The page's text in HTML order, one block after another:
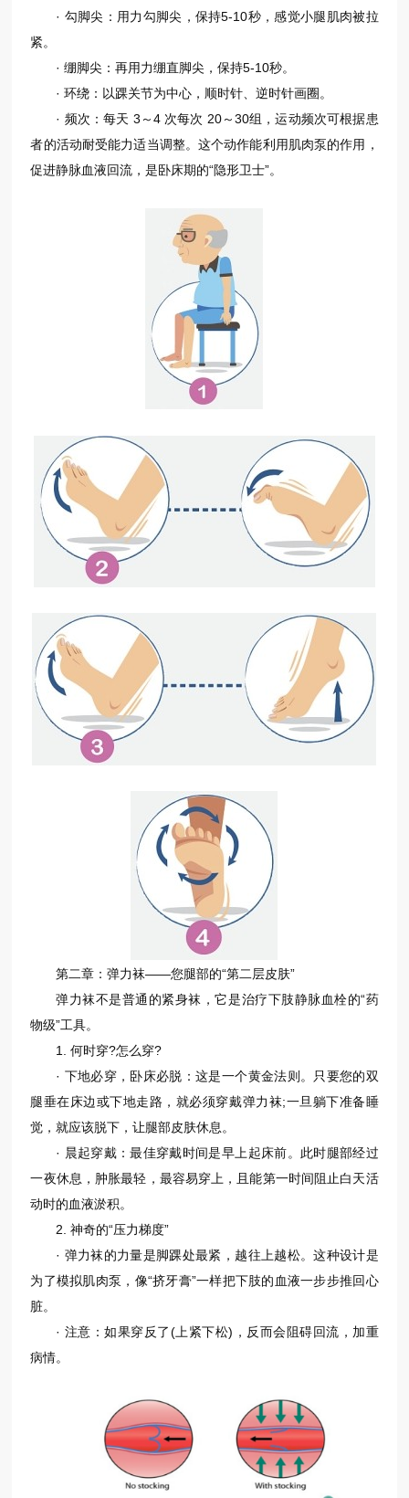
· 勾脚尖：用力勾脚尖，保持5-10秒，感觉小腿肌肉被拉
紧。
· 绷脚尖：再用力绷直脚尖，保持5-10秒。
· 环绕：以踝关节为中心，顺时针、逆时针画圈。
· 频次：每天 3～4 次每次 20～30组，运动频次可根据患
者的活动耐受能力适当调整。这个动作能利用肌肉泵的作用，
促进静脉血液回流，是卧床期的“隐形卫士”。
第二章：弹力袜——您腿部的“第二层皮肤”
弹力袜不是普通的紧身袜，它是治疗下肢静脉血栓的“药
物级”工具。
1. 何时穿?怎么穿?
· 下地必穿，卧床必脱：这是一个黄金法则。只要您的双
腿垂在床边或下地走路，就必须穿戴弹力袜;一旦躺下准备睡
觉，就应该脱下，让腿部皮肤休息。
· 晨起穿戴：最佳穿戴时间是早上起床前。此时腿部经过
一夜休息，肿胀最轻，最容易穿上，且能第一时间阻止白天活
动时的血液淤积。
2. 神奇的“压力梯度”
· 弹力袜的力量是脚踝处最紧，越往上越松。这种设计是
为了模拟肌肉泵，像“挤牙膏”一样把下肢的血液一步步推回心
脏。
· 注意：如果穿反了(上紧下松)，反而会阻碍回流，加重
病情。